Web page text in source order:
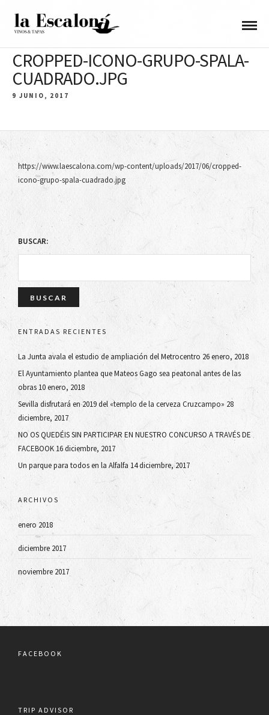
CROPPED-ICONO-GRUPO-SPALA-
CUADRADO.JPG
9 JUNIO, 2017
https://www.laescalona.com/wp-content/uploads/2017/06/cropped-
icono-grupo-spala-cuadrado.jpg
BUSCAR:
ENTRADAS RECIENTES
La Junta avala el estudio de ampliación del Metrocentro 26 enero, 2018
El Ayuntamiento plantea que Mateos Gago sea peatonal antes de las
obras 10 enero, 2018
Sevilla disfrutará en 2019 del «templo de la cerveza Cruzcampo» 28
diciembre, 2017
NO OS QUEDÉIS SIN PARTICIPAR EN NUESTRO CONCURSO A TRAVÉS DE
FACEBOOK 16 diciembre, 2017
Un parque para todos en la Alfalfa 14 diciembre, 2017
ARCHIVOS
enero 2018
diciembre 2017
noviembre 2017
FACEBOOK
TRIP ADVISOR